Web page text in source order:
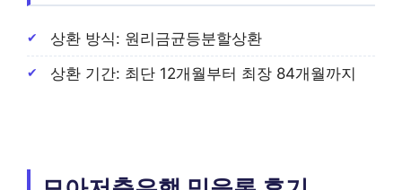
상환 방식: 원리금균등분할상환
상환 기간: 최단 12개월부터 최장 84개월까지